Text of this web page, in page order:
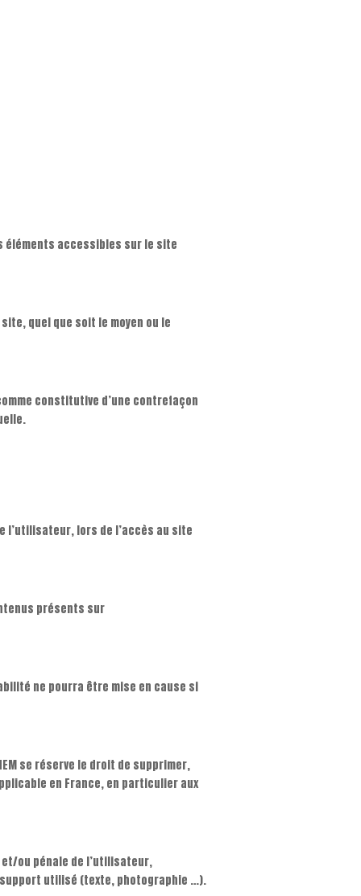
éléments accessibles sur le site
quel que soit le moyen ou le
constitutive d’une contrefaçon
l’utilisateur, lors de l’accès au site
présents sur
ne pourra être mise en cause si
se réserve le droit de supprimer,
en France, en particulier aux
et/ou pénale de l’utilisateur,
utilisé (texte, photographie …).